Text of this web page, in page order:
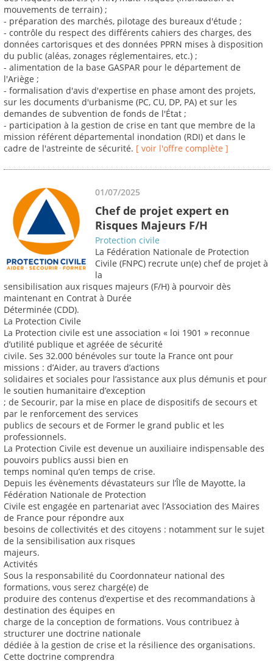
mouvements de terrain) ;
- préparation des marchés, pilotage des bureaux d'étude ;
- contrôle du respect des différents cahiers des charges, des
données cartorisques et des données PPRN mises à disposition
du public (aléas, zonages réglementaires, etc.) ;
- alimentation de la base GASPAR pour le département de
l'Ariège ;
- formalisation d'avis d'expertise en phase amont des projets,
sur les documents d'urbanisme (PC, CU, DP, PA) et sur les
demandes de subvention de fonds de l'État ;
- participation à la gestion de crise en tant que membre de la
mission référent départemental inondation (RDI) et dans le
cadre de l'astreinte de sécurité. [ voir l'offre complète ]
01/07/2025
Chef de projet expert en
Risques Majeurs F/H
Protection civile
La Fédération Nationale de Protection
Civile (FNPC) recrute un(e) chef de projet à
la
sensibilisation aux risques majeurs (F/H) à pourvoir dès
maintenant en Contrat à Durée
Déterminée (CDD).
La Protection Civile
La Protection civile est une association « loi 1901 » reconnue
d’utilité publique et agréée de sécurité
civile. Ses 32.000 bénévoles sur toute la France ont pour
missions : d’Aider, au travers d’actions
solidaires et sociales pour l’assistance aux plus démunis et pour
le soutien humanitaire d’exception
; de Secourir, par la mise en place de dispositifs de secours et
par le renforcement des services
publics de secours et de Former le grand public et les
professionnels.
La Protection Civile est devenue un auxiliaire indispensable des
pouvoirs publics aussi bien en
temps nominal qu’en temps de crise.
Depuis les évènements dévastateurs sur l’Île de Mayotte, la
Fédération Nationale de Protection
Civile est engagée en partenariat avec l’Association des Maires
de France pour répondre aux
besoins de collectivités et des citoyens : notamment sur le sujet
de la sensibilisation aux risques
majeurs.
Activités
Sous la responsabilité du Coordonnateur national des
formations, vous serez chargé(e) de
produire des contenus d’expertise et des recommandations à
destination des équipes en
charge de la conception de formations. Vous contribuez à
structurer une doctrine nationale
dédiée à la gestion de crise et la résilience des organisations.
Cette doctrine comprendra